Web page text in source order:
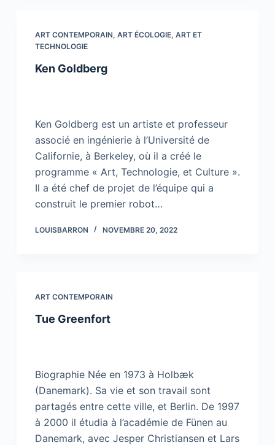
ART CONTEMPORAIN, ART ÉCOLOGIE, ART ET
TECHNOLOGIE
Ken Goldberg
Ken Goldberg est un artiste et professeur
associé en ingénierie à l’Université de
Californie, à Berkeley, où il a créé le
programme « Art, Technologie, et Culture ».
Il a été chef de projet de l’équipe qui a
construit le premier robot…
LOUISBARRON NOVEMBRE 20, 2022
ART CONTEMPORAIN
Tue Greenfort
Biographie Née en 1973 à Holbæk
(Danemark). Sa vie et son travail sont
partagés entre cette ville, et Berlin. De 1997
à 2000 il étudia à l’académie de Fünen au
Danemark, avec Jesper Christiansen et Lars